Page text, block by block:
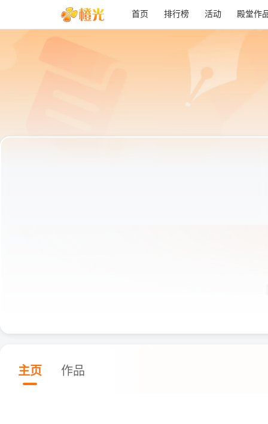
首页 排行榜 活动 殿堂作
主页 作品